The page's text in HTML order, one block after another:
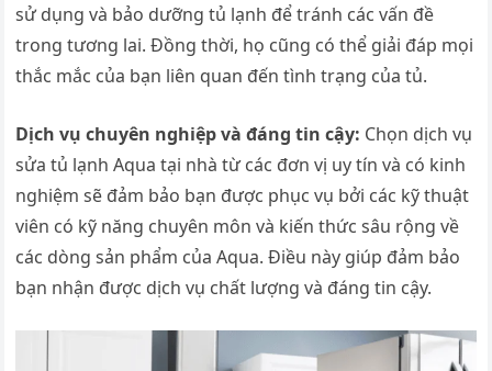
sử dụng và bảo dưỡng tủ lạnh để tránh các vấn đề
trong tương lai. Đồng thời, họ cũng có thể giải đáp mọi
thắc mắc của bạn liên quan đến tình trạng của tủ.
Dịch vụ chuyên nghiệp và đáng tin cậy: Chọn dịch vụ
sửa tủ lạnh Aqua tại nhà từ các đơn vị uy tín và có kinh
nghiệm sẽ đảm bảo bạn được phục vụ bởi các kỹ thuật
viên có kỹ năng chuyên môn và kiến thức sâu rộng về
các dòng sản phẩm của Aqua. Điều này giúp đảm bảo
bạn nhận được dịch vụ chất lượng và đáng tin cậy.